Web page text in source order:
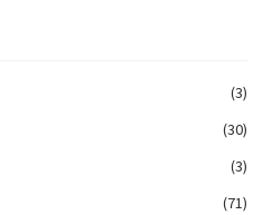
(3)
(30)
(3)
(71)